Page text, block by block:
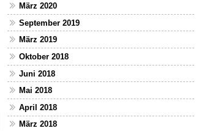
März 2020
September 2019
März 2019
Oktober 2018
Juni 2018
Mai 2018
April 2018
März 2018